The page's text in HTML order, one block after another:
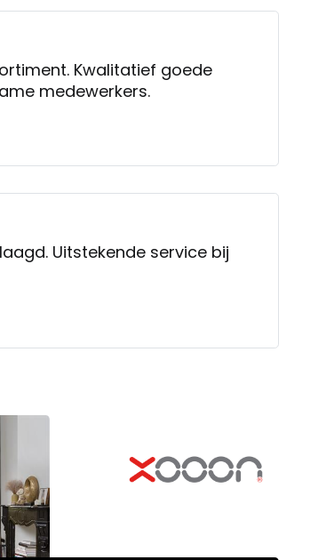
Kwalitatief goede
medewerkers.
Uitstekende service bij